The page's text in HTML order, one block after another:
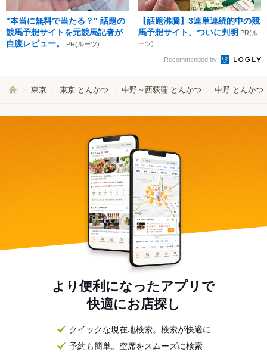
"本当に無料で当たる？" 話題の
競馬予想サイトを元競馬記者が
自腹レビュー。
PR(ルーツ)
【話題沸騰】3連単連続的中の競
馬予想サイト、ついに判明 PR(ル
ーツ)
Recommended by
東京 東京 とんかつ 中野～西荻窪 とんかつ 中野 とんかつ
より便利になったアプリで
快適にお店探し
クイックな現在地検索。検索が快適に
予約も簡単。空席をスムーズに検索